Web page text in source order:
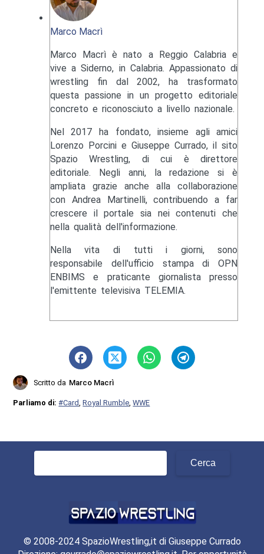
Marco Macrì
Marco Macrì è nato a Reggio Calabria e
vive a Siderno, in Calabria. Appassionato di
wrestling fin dal 2002, ha trasformato
questa passione in un progetto editoriale
concreto e riconosciuto a livello nazionale.
Nel 2017 ha fondato, insieme agli amici
Lorenzo Porcini e Giuseppe Currado, il sito
Spazio Wrestling, di cui è direttore
editoriale. Negli anni, la redazione si è
ampliata grazie anche alla collaborazione
con Andrea Martinelli, contribuendo a far
crescere il portale sia nei contenuti che
nella qualità dell'informazione.
Nella vita di tutti i giorni, sono
responsabile dell'ufficio stampa di OPN
ENBIMS e praticante giornalista presso
l'emittente televisiva TELEMIA.
Scritto da Marco Macrì
Parliamo di:#Card ,Royal Rumble ,WWE
© 2008-2024 SpazioWrestling,it di Giuseppe Currado